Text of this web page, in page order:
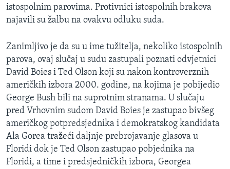
Jezici
istospolnim parovima. Protivnici istospolnih brakova
najavili su žalbu na ovakvu odluku suda.
Zanimljivo je da su u ime tužitelja, nekoliko istospolnih
parova, ovaj slučaj u sudu zastupali poznati odvjetnici
David Boies i Ted Olson koji su nakon kontroverznih
američkih izbora 2000. godine, na kojima je pobijedio
George Bush bili na suprotnim stranama. U slučaju
pred Vrhovnim sudom David Boies je zastupao bivšeg
američkog potpredsjednika i demokratskog kandidata
Ala Gorea tražeći daljnje prebrojavanje glasova u
Floridi dok je Ted Olson zastupao pobjednika na
Floridi, a time i predsjedničkih izbora, Georgea